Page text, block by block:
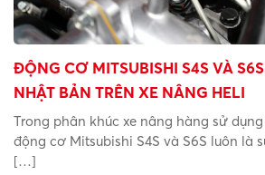
ĐỘNG CƠ MITSUBISHI S4S VÀ
NHẬT BẢN TRÊN XE NÂNG HELI
Trong phân khúc xe nâng hàng sử
động cơ Mitsubishi S4S và S6S luôn là
[…]